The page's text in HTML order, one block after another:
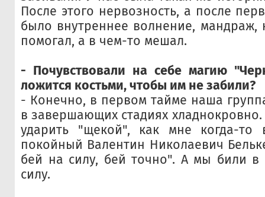
После этого нервозность, а после
было внутреннее волнение, мандраж,
помогал, а в чем-то мешал.
- Почувствовали на себе магию
ложится костьми, чтобы им не забили?
- Конечно, в первом тайме наша
в завершающих стадиях
ударить "щекой", как мне когда-то
покойный Валентин Николаевич
бей на силу, бей точно". А мы били
силу.